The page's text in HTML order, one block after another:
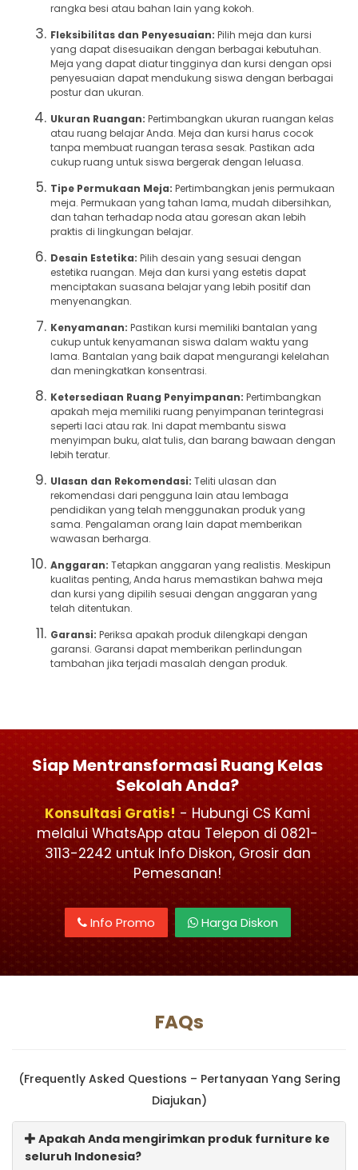
rangka besi atau bahan lain yang kokoh.
Fleksibilitas dan Penyesuaian: Pilih meja dan kursi
yang dapat disesuaikan dengan berbagai kebutuhan.
Meja yang dapat diatur tingginya dan kursi dengan opsi
penyesuaian dapat mendukung siswa dengan berbagai
postur dan ukuran.
Ukuran Ruangan: Pertimbangkan ukuran ruangan kelas
atau ruang belajar Anda. Meja dan kursi harus cocok
tanpa membuat ruangan terasa sesak. Pastikan ada
cukup ruang untuk siswa bergerak dengan leluasa.
Tipe Permukaan Meja: Pertimbangkan jenis permukaan
meja. Permukaan yang tahan lama, mudah dibersihkan,
dan tahan terhadap noda atau goresan akan lebih
praktis di lingkungan belajar.
Desain Estetika: Pilih desain yang sesuai dengan
estetika ruangan. Meja dan kursi yang estetis dapat
menciptakan suasana belajar yang lebih positif dan
menyenangkan.
Kenyamanan: Pastikan kursi memiliki bantalan yang
cukup untuk kenyamanan siswa dalam waktu yang
lama. Bantalan yang baik dapat mengurangi kelelahan
dan meningkatkan konsentrasi.
Ketersediaan Ruang Penyimpanan: Pertimbangkan
apakah meja memiliki ruang penyimpanan terintegrasi
seperti laci atau rak. Ini dapat membantu siswa
menyimpan buku, alat tulis, dan barang bawaan dengan
lebih teratur.
Ulasan dan Rekomendasi: Teliti ulasan dan
rekomendasi dari pengguna lain atau lembaga
pendidikan yang telah menggunakan produk yang
sama. Pengalaman orang lain dapat memberikan
wawasan berharga.
Anggaran: Tetapkan anggaran yang realistis. Meskipun
kualitas penting, Anda harus memastikan bahwa meja
dan kursi yang dipilih sesuai dengan anggaran yang
telah ditentukan.
Garansi: Periksa apakah produk dilengkapi dengan
garansi. Garansi dapat memberikan perlindungan
tambahan jika terjadi masalah dengan produk.
Siap Mentransformasi Ruang Kelas
Sekolah Anda?
Konsultasi Gratis! - Hubungi CS Kami
melalui WhatsApp atau Telepon di 0821-
3113-2242 untuk Info Diskon, Grosir dan
Pemesanan!
Info Promo Harga Diskon
FAQs
(Frequently Asked Questions – Pertanyaan Yang Sering
Diajukan)
Apakah Anda mengirimkan produk furniture ke
seluruh Indonesia?